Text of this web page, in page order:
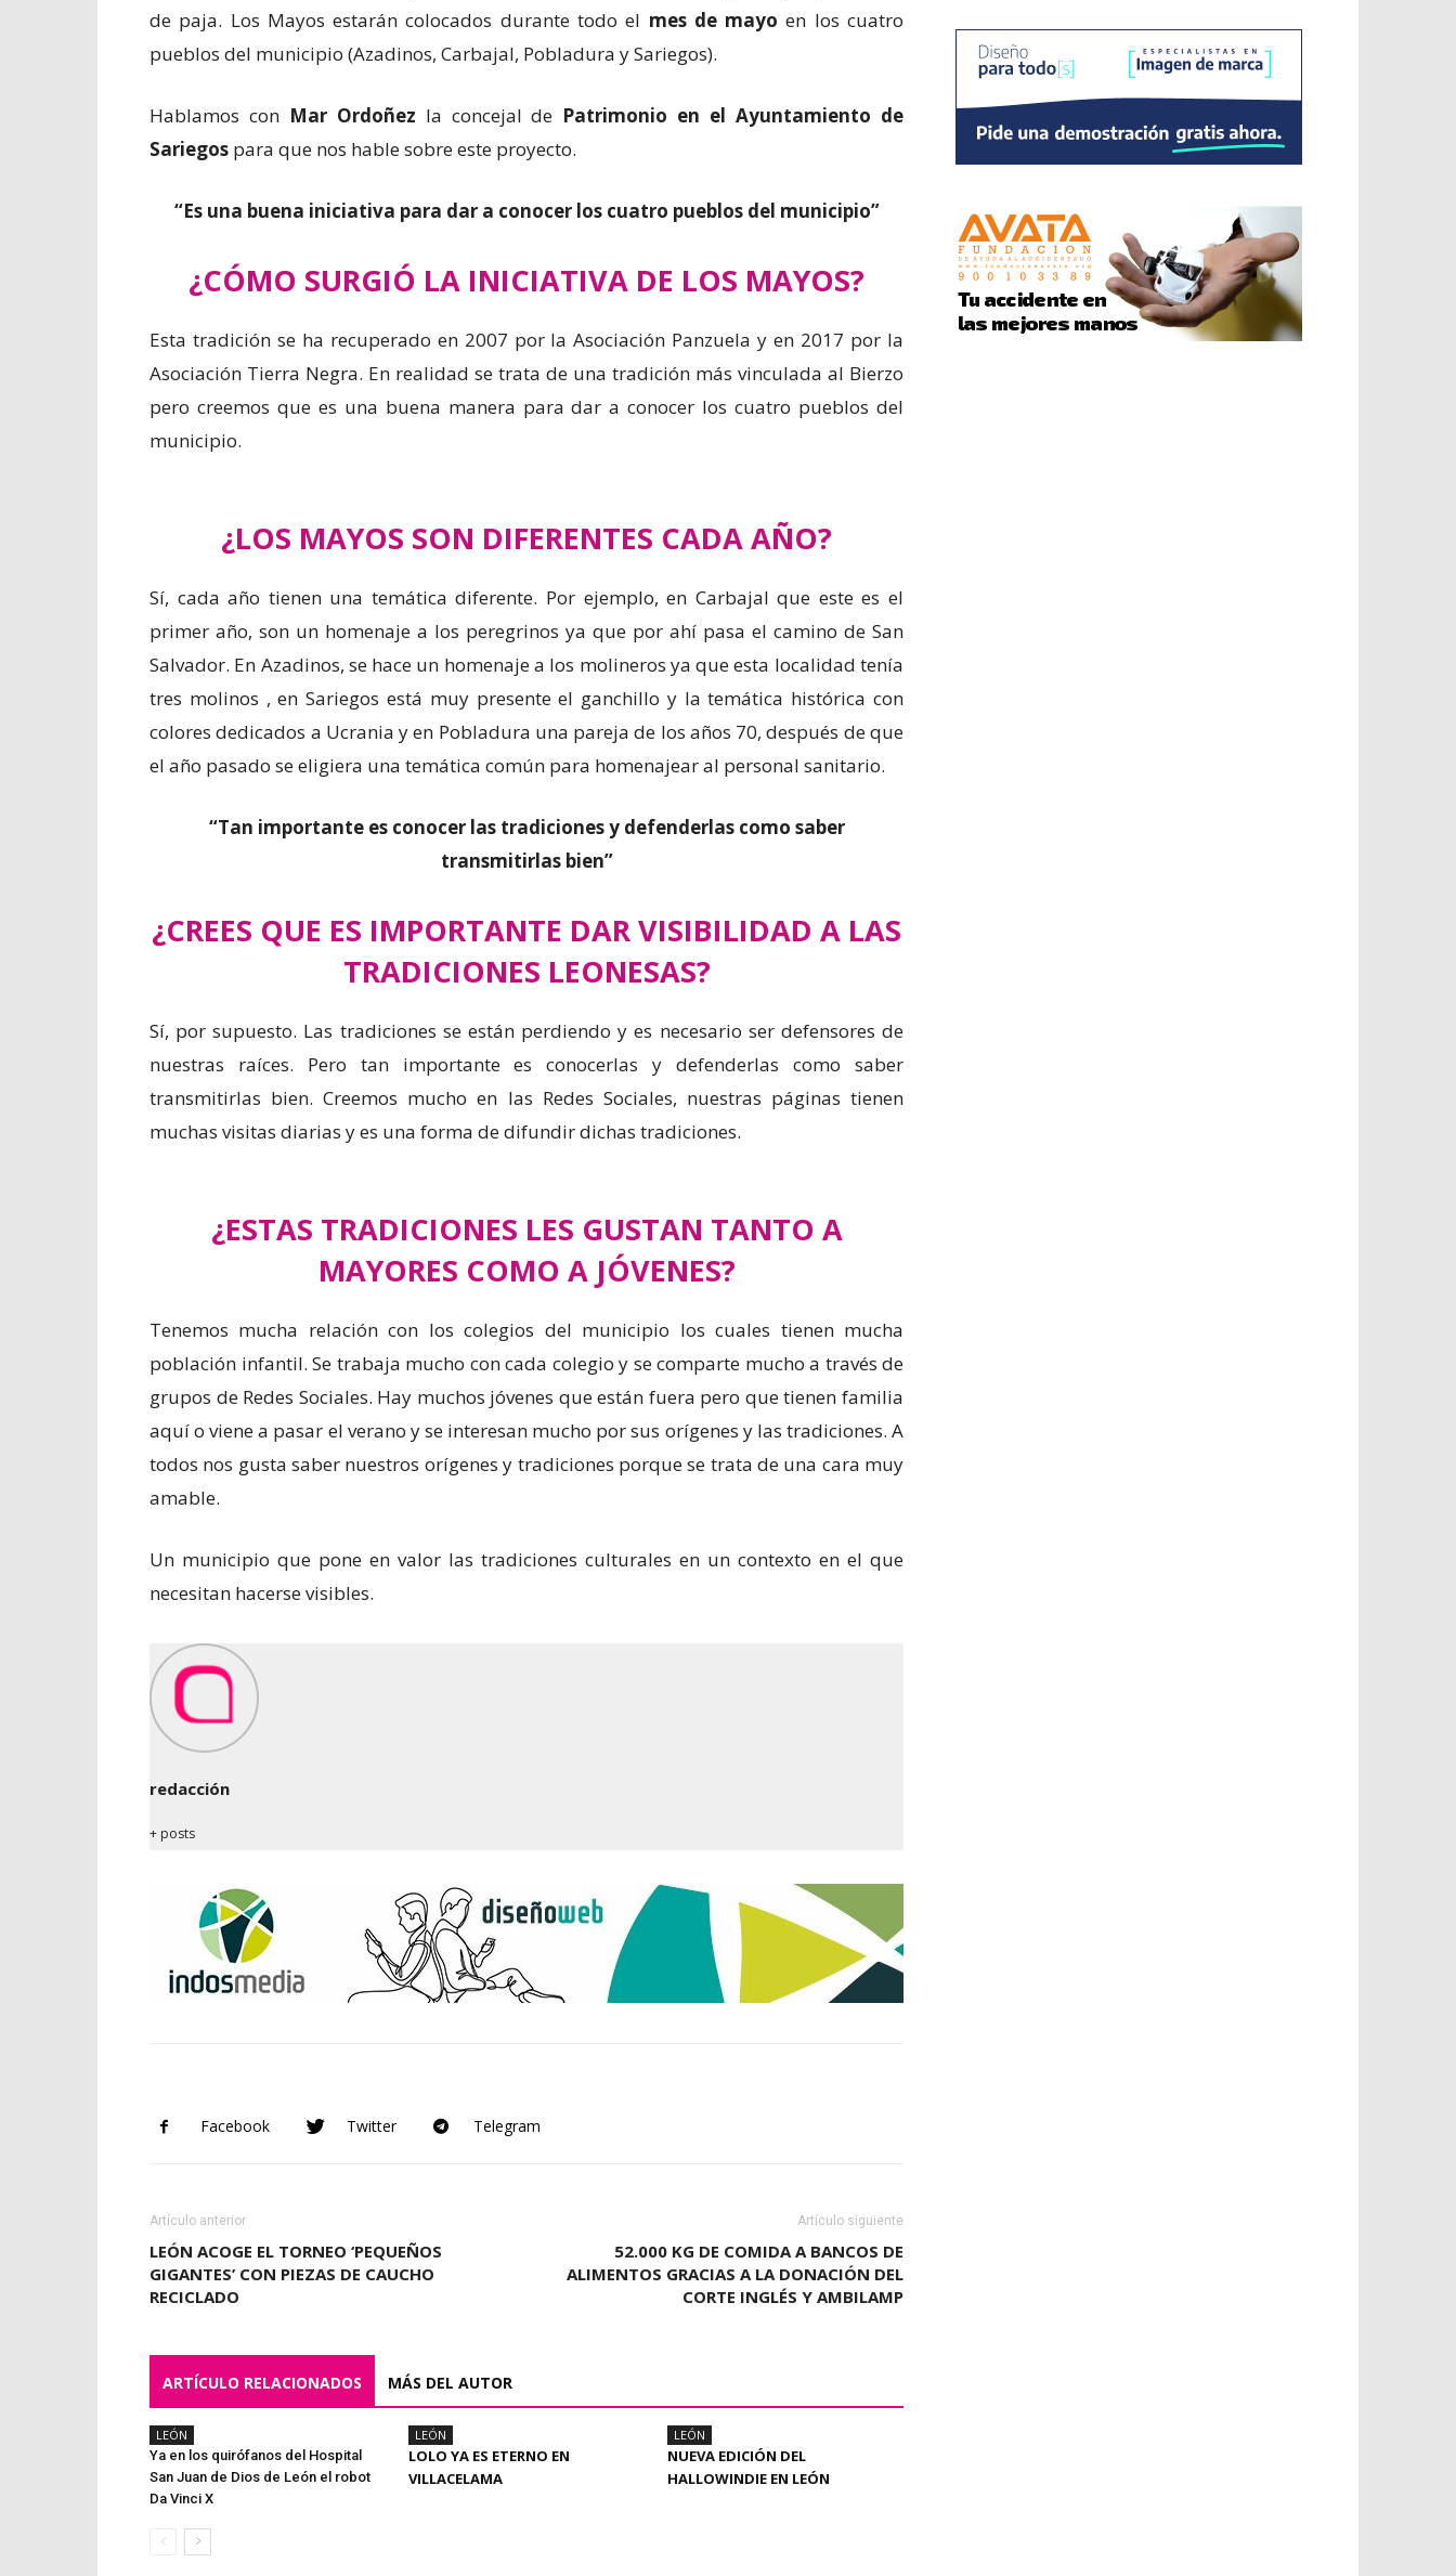
de paja. Los Mayos estarán colocados durante todo el mes de mayo en los cuatro
pueblos del municipio (Azadinos, Carbajal, Pobladura y Sariegos).
Hablamos con Mar Ordoñez la concejal de Patrimonio en el Ayuntamiento de
Sariegos para que nos hable sobre este proyecto.
“Es una buena iniciativa para dar a conocer los cuatro pueblos del municipio”
¿CÓMO SURGIÓ LA INICIATIVA DE LOS MAYOS?
Esta tradición se ha recuperado en 2007 por la Asociación Panzuela y en 2017 por la
Asociación Tierra Negra. En realidad se trata de una tradición más vinculada al Bierzo
pero creemos que es una buena manera para dar a conocer los cuatro pueblos del
municipio.
¿LOS MAYOS SON DIFERENTES CADA AÑO?
Sí, cada año tienen una temática diferente. Por ejemplo, en Carbajal que este es el
primer año, son un homenaje a los peregrinos ya que por ahí pasa el camino de San
Salvador. En Azadinos, se hace un homenaje a los molineros ya que esta localidad tenía
tres molinos , en Sariegos está muy presente el ganchillo y la temática histórica con
colores dedicados a Ucrania y en Pobladura una pareja de los años 70, después de que
el año pasado se eligiera una temática común para homenajear al personal sanitario.
“Tan importante es conocer las tradiciones y defenderlas como saber
transmitirlas bien”
¿CREES QUE ES IMPORTANTE DAR VISIBILIDAD A LAS
TRADICIONES LEONESAS?
Sí, por supuesto. Las tradiciones se están perdiendo y es necesario ser defensores de
nuestras raíces. Pero tan importante es conocerlas y defenderlas como saber
transmitirlas bien. Creemos mucho en las Redes Sociales, nuestras páginas tienen
muchas visitas diarias y es una forma de difundir dichas tradiciones.
¿ESTAS TRADICIONES LES GUSTAN TANTO A
MAYORES COMO A JÓVENES?
Tenemos mucha relación con los colegios del municipio los cuales tienen mucha
población infantil. Se trabaja mucho con cada colegio y se comparte mucho a través de
grupos de Redes Sociales. Hay muchos jóvenes que están fuera pero que tienen familia
aquí o viene a pasar el verano y se interesan mucho por sus orígenes y las tradiciones. A
todos nos gusta saber nuestros orígenes y tradiciones porque se trata de una cara muy
amable.
Un municipio que pone en valor las tradiciones culturales en un contexto en el que
necesitan hacerse visibles.
redacción
+ posts
Facebook Twitter Telegram
Artículo anterior
LEÓN ACOGE EL TORNEO ‘PEQUEÑOS
GIGANTES’ CON PIEZAS DE CAUCHO
RECICLADO
Artículo siguiente
52.000 KG DE COMIDA A BANCOS DE
ALIMENTOS GRACIAS A LA DONACIÓN DEL
CORTE INGLÉS Y AMBILAMP
ARTÍCULO RELACIONADOS MÁS DEL AUTOR
LEÓN
Ya en los quirófanos del Hospital
San Juan de Dios de León el robot
Da Vinci X
LEÓN
LOLO YA ES ETERNO EN
VILLACELAMA
LEÓN
NUEVA EDICIÓN DEL
HALLOWINDIE EN LEÓN